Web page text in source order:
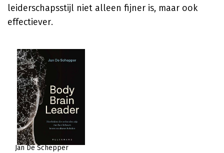
leiderschapsstijl niet alleen fijner is, maar ook
effectiever.
Jan De Schepper